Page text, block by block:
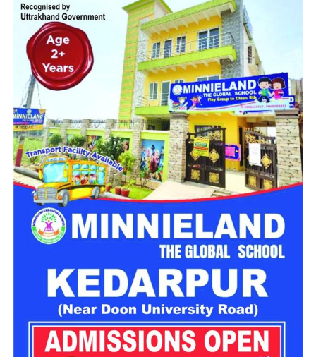
मिलेगा परिवार जैसा घर!
महिला सशक्तिकरण एवं बाल विकास विभाग की ओर से इसके लिए ‘आलंबन
गांव’ विकसित करने की योजना तैयार की जा रही है। इस योजना का उद्देश्य
नारी निकेतन में रहने वाली महिलाओं और बच्चों को सुरक्षित माहौल के साथ-
साथ घर जैसा अपनापन और स्वतंत्रता देना है।
उत्तराखंड में बन रहा ‘आलंबन गांव’
महिला सशक्तिकरण एवं बाल विकास विभागके निदेशक आईएएस बंशीलाल
राणा के मुताबिक, नारी निकेतन में आने वाली कई महिलाएं और बच्चे खुद को
एक बंद संस्थान या जेल जैसी जगह पर महसूस करते हैं। यही वजह है कि
कई बार बच्चे वहां से निकलने या भागने की कोशिश तक करने लगते हैं।
इसी समस्या को ध्यान में रखते हुए विभाग अब ऐसा इंफ्रास्ट्रक्चर तैयार
करने की दिशा में काम कर रहा है, जहां रहने वाले लोगों को संस्थागत माहौल
के बजाय परिवार जैसा वातावरण मिल सके।
16 घरों में मिलेगा परिवार जैसा माहौल
प्रस्तावित आलंबन गांव में कॉटेज और छोटे घर विकसित किए जाएंगे। यहां